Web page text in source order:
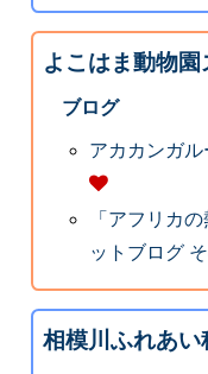
よこはま動物
ブログ
アカカンガ
「アフリカ
ットブログ
相模川ふれあい